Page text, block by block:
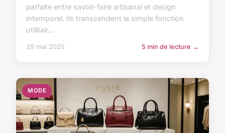
parfaite entre savoir-faire artisanal et design
intemporel. Ils transcendent la simple fonction
utilitair...
29 mai 2025 5 min de lecture →
MODE